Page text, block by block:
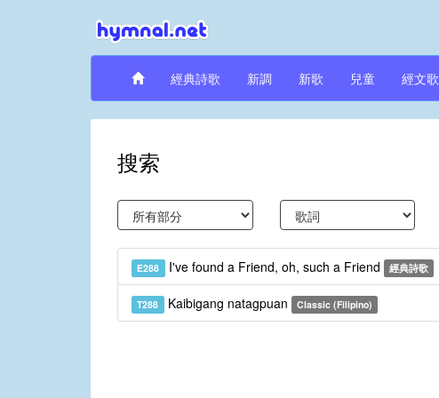
經典詩歌 新調 新歌 兒童 經文歌
搜索
E288 I've found a Friend, oh, such a Friend 經典詩歌
T288 Kaibigang natagpuan Classic (Filipino)